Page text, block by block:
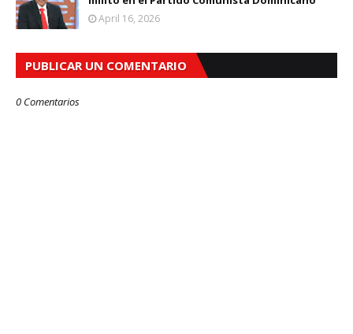
April 16, 2026
PUBLICAR UN COMENTARIO
0 Comentarios